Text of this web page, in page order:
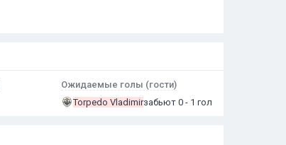
Ожидаемые голы (гости)
Torpedo Vladimirзабьют 0 - 1 гол